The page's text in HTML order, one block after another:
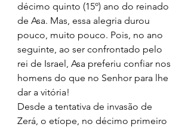
décimo quinto (15º) ano do reinado
de Asa. Mas, essa alegria durou
pouco, muito pouco. Pois, no ano
seguinte, ao ser confrontado pelo
rei de Israel, Asa preferiu confiar nos
homens do que no Senhor para lhe
dar a vitória!
Desde a tentativa de invasão de
Zerá, o etíope, no décimo primeiro